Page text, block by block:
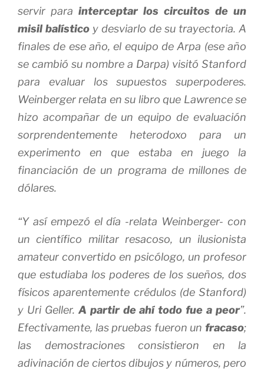
servir para interceptar los circuitos de un
misil balístico y desviarlo de su trayectoria. A
finales de ese año, el equipo de Arpa (ese año
se cambió su nombre a Darpa) visitó Stanford
para evaluar los supuestos superpoderes.
Weinberger relata en su libro que Lawrence se
hizo acompañar de un equipo de evaluación
sorprendentemente heterodoxo para un
experimento en que estaba en juego la
financiación de un programa de millones de
dólares.
“Y así empezó el día -relata Weinberger- con
un científico militar resacoso, un ilusionista
amateur convertido en psicólogo, un profesor
que estudiaba los poderes de los sueños, dos
físicos aparentemente crédulos (de Stanford)
y Uri Geller. A partir de ahí todo fue a peor”.
Efectivamente, las pruebas fueron un fracaso;
las demostraciones consistieron en la
adivinación de ciertos dibujos y números, pero